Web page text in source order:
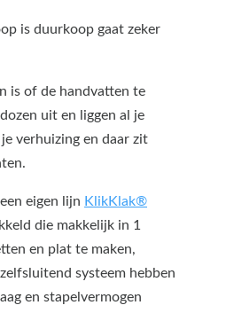
is duurkoop gaat zeker
is of de handvatten te
uit en liggen al je
verhuizing en daar zit
eigen lijn KlikKlak®
die makkelijk in 1
en plat te maken,
systeem hebben
en stapelvermogen